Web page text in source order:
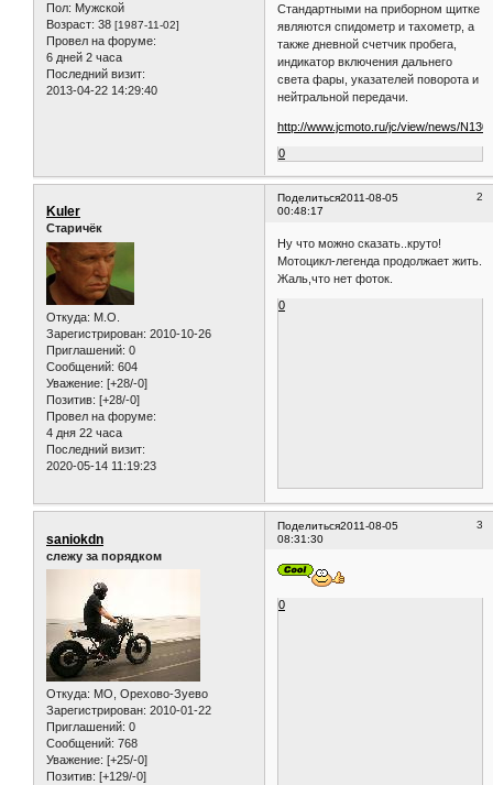
Пол: Мужской
Возраст: 38 [1987-11-02]
Провел на форуме:
6 дней 2 часа
Последний визит:
2013-04-22 14:29:40
Стандартными на приборном щитке
являются спидометр и тахометр, а
также дневной счетчик пробега,
индикатор включения дальнего
света фары, указателей поворота и
нейтральной передачи.
http://www.jcmoto.ru/jc/view/news/
0
Поделиться 2
2011-08-05
00:48:17
Kuler
Старичёк
Откуда: M.O.
Зарегистрирован: 2010-10-26
Приглашений: 0
Сообщений: 604
Уважение: [+28/-0]
Позитив: [+28/-0]
Провел на форуме:
4 дня 22 часа
Последний визит:
2020-05-14 11:19:23
Ну что можно сказать..круто!
Мотоцикл-легенда продолжает жить.
Жаль,что нет фоток.
0
Поделиться 3
2011-08-05
08:31:30
saniokdn
слежу за порядком
Откуда: МО, Орехово-Зуево
Зарегистрирован: 2010-01-22
Приглашений: 0
Сообщений: 768
Уважение: [+25/-0]
Позитив: [+129/-0]
0